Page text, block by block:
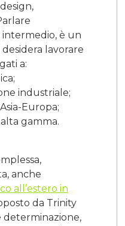
intermedio, è un
lavorare
a:
industriale;
Europa;
gamma.
anche
all’estero in
da Trinity
determinazione,